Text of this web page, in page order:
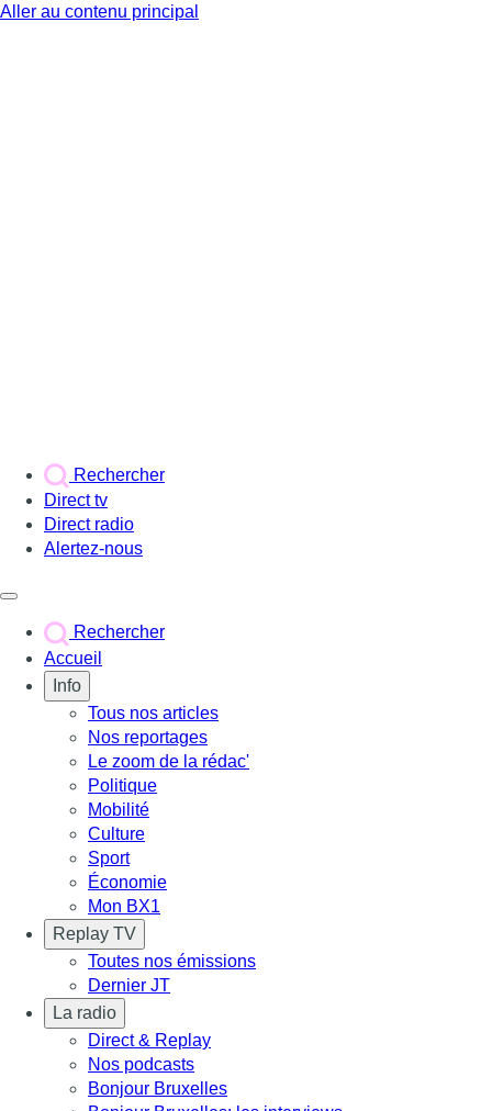
Aller au contenu principal
Rechercher
Direct tv
Direct radio
Alertez-nous
Rechercher
Accueil
Info
Tous nos articles
Nos reportages
Le zoom de la rédac'
Politique
Mobilité
Culture
Sport
Économie
Mon BX1
Replay TV
Toutes nos émissions
Dernier JT
La radio
Direct & Replay
Nos podcasts
Bonjour Bruxelles